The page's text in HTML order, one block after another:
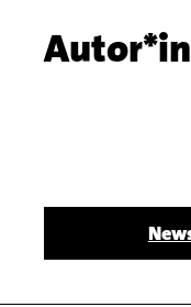
Chapter
name